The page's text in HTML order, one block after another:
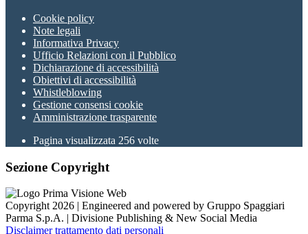
Cookie policy
Note legali
Informativa Privacy
Ufficio Relazioni con il Pubblico
Dichiarazione di accessibilità
Obiettivi di accessibilità
Whistleblowing
Gestione consensi cookie
Amministrazione trasparente
Pagina visualizzata 256 volte
Sezione Copyright
Copyright 2026 | Engineered and powered by Gruppo Spaggiari
Parma S.p.A. | Divisione Publishing & New Social Media
Disclaimer trattamento dati personali